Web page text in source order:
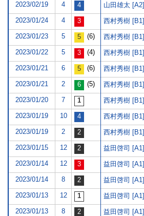
2023/02/19 4 山田雄太 [A2]
2023/01/24 4 西村秀樹 [B1]
2023/01/23 5 (6) 西村秀樹 [B1]
2023/01/22 5 (4) 西村秀樹 [B1]
2023/01/21 6 (6) 西村秀樹 [B1]
2023/01/21 2 (5) 西村秀樹 [B1]
2023/01/20 7 西村秀樹 [B1]
2023/01/19 10 西村秀樹 [B1]
2023/01/19 2 西村秀樹 [B1]
2023/01/15 12 益田啓司 [A1]
2023/01/14 12 益田啓司 [A1]
2023/01/14 8 益田啓司 [A1]
2023/01/13 12 益田啓司 [A1]
2023/01/13 8 益田啓司 [A1]